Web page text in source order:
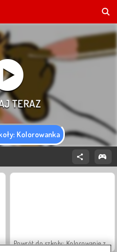
Kolorowanka
Powrót do szkoły: Kolorowanie zwierząt